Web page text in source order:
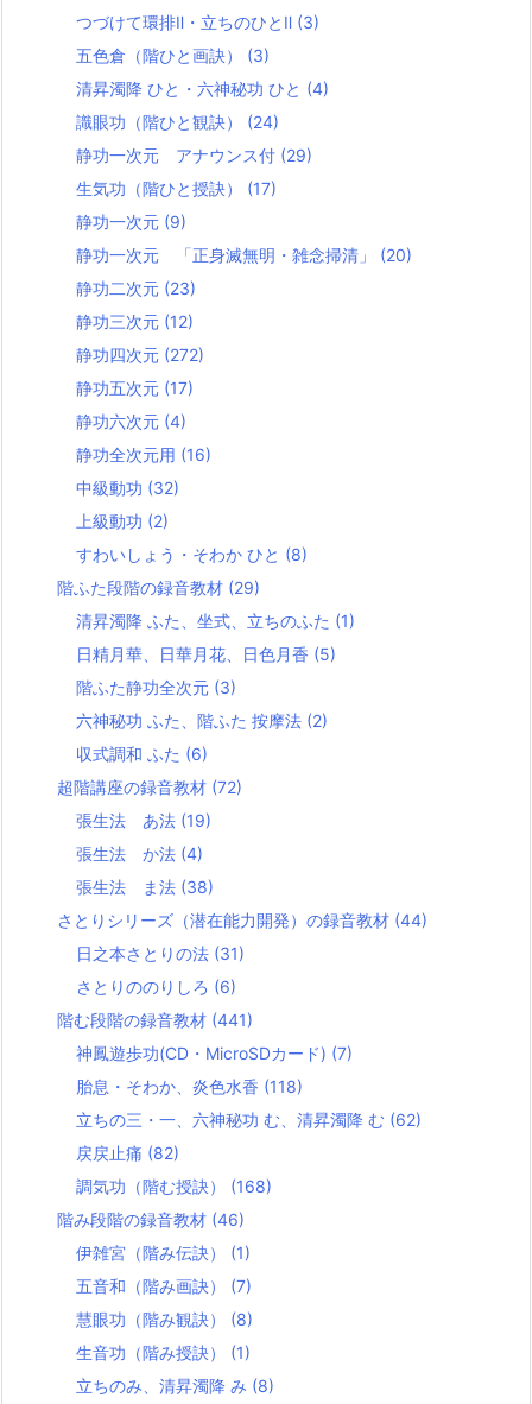
つづけて環排Ⅱ・立ちのひとⅡ (3)
五色倉（階ひと画訣） (3)
清昇濁降 ひと・六神秘功 ひと (4)
識眼功（階ひと観訣） (24)
静功一次元 アナウンス付 (29)
生気功（階ひと授訣） (17)
静功一次元 (9)
静功一次元 「正身滅無明・雑念掃清」 (20)
静功二次元 (23)
静功三次元 (12)
静功四次元 (272)
静功五次元 (17)
静功六次元 (4)
静功全次元用 (16)
中級動功 (32)
上級動功 (2)
すわいしょう・そわか ひと (8)
階ふた段階の録音教材 (29)
清昇濁降 ふた、坐式、立ちのふた (1)
日精月華、日華月花、日色月香 (5)
階ふた静功全次元 (3)
六神秘功 ふた、階ふた 按摩法 (2)
収式調和 ふた (6)
超階講座の録音教材 (72)
張生法 あ法 (19)
張生法 か法 (4)
張生法 ま法 (38)
さとりシリーズ（潜在能力開発）の録音教材 (44)
日之本さとりの法 (31)
さとりののりしろ (6)
階む段階の録音教材 (441)
神鳳遊歩功(CD・MicroSDカード) (7)
胎息・そわか、炎色水香 (118)
立ちの三・一、六神秘功 む、清昇濁降 む (62)
戻戻止痛 (82)
調気功（階む授訣） (168)
階み段階の録音教材 (46)
伊雑宮（階み伝訣） (1)
五音和（階み画訣） (7)
慧眼功（階み観訣） (8)
生音功（階み授訣） (1)
立ちのみ、清昇濁降 み (8)